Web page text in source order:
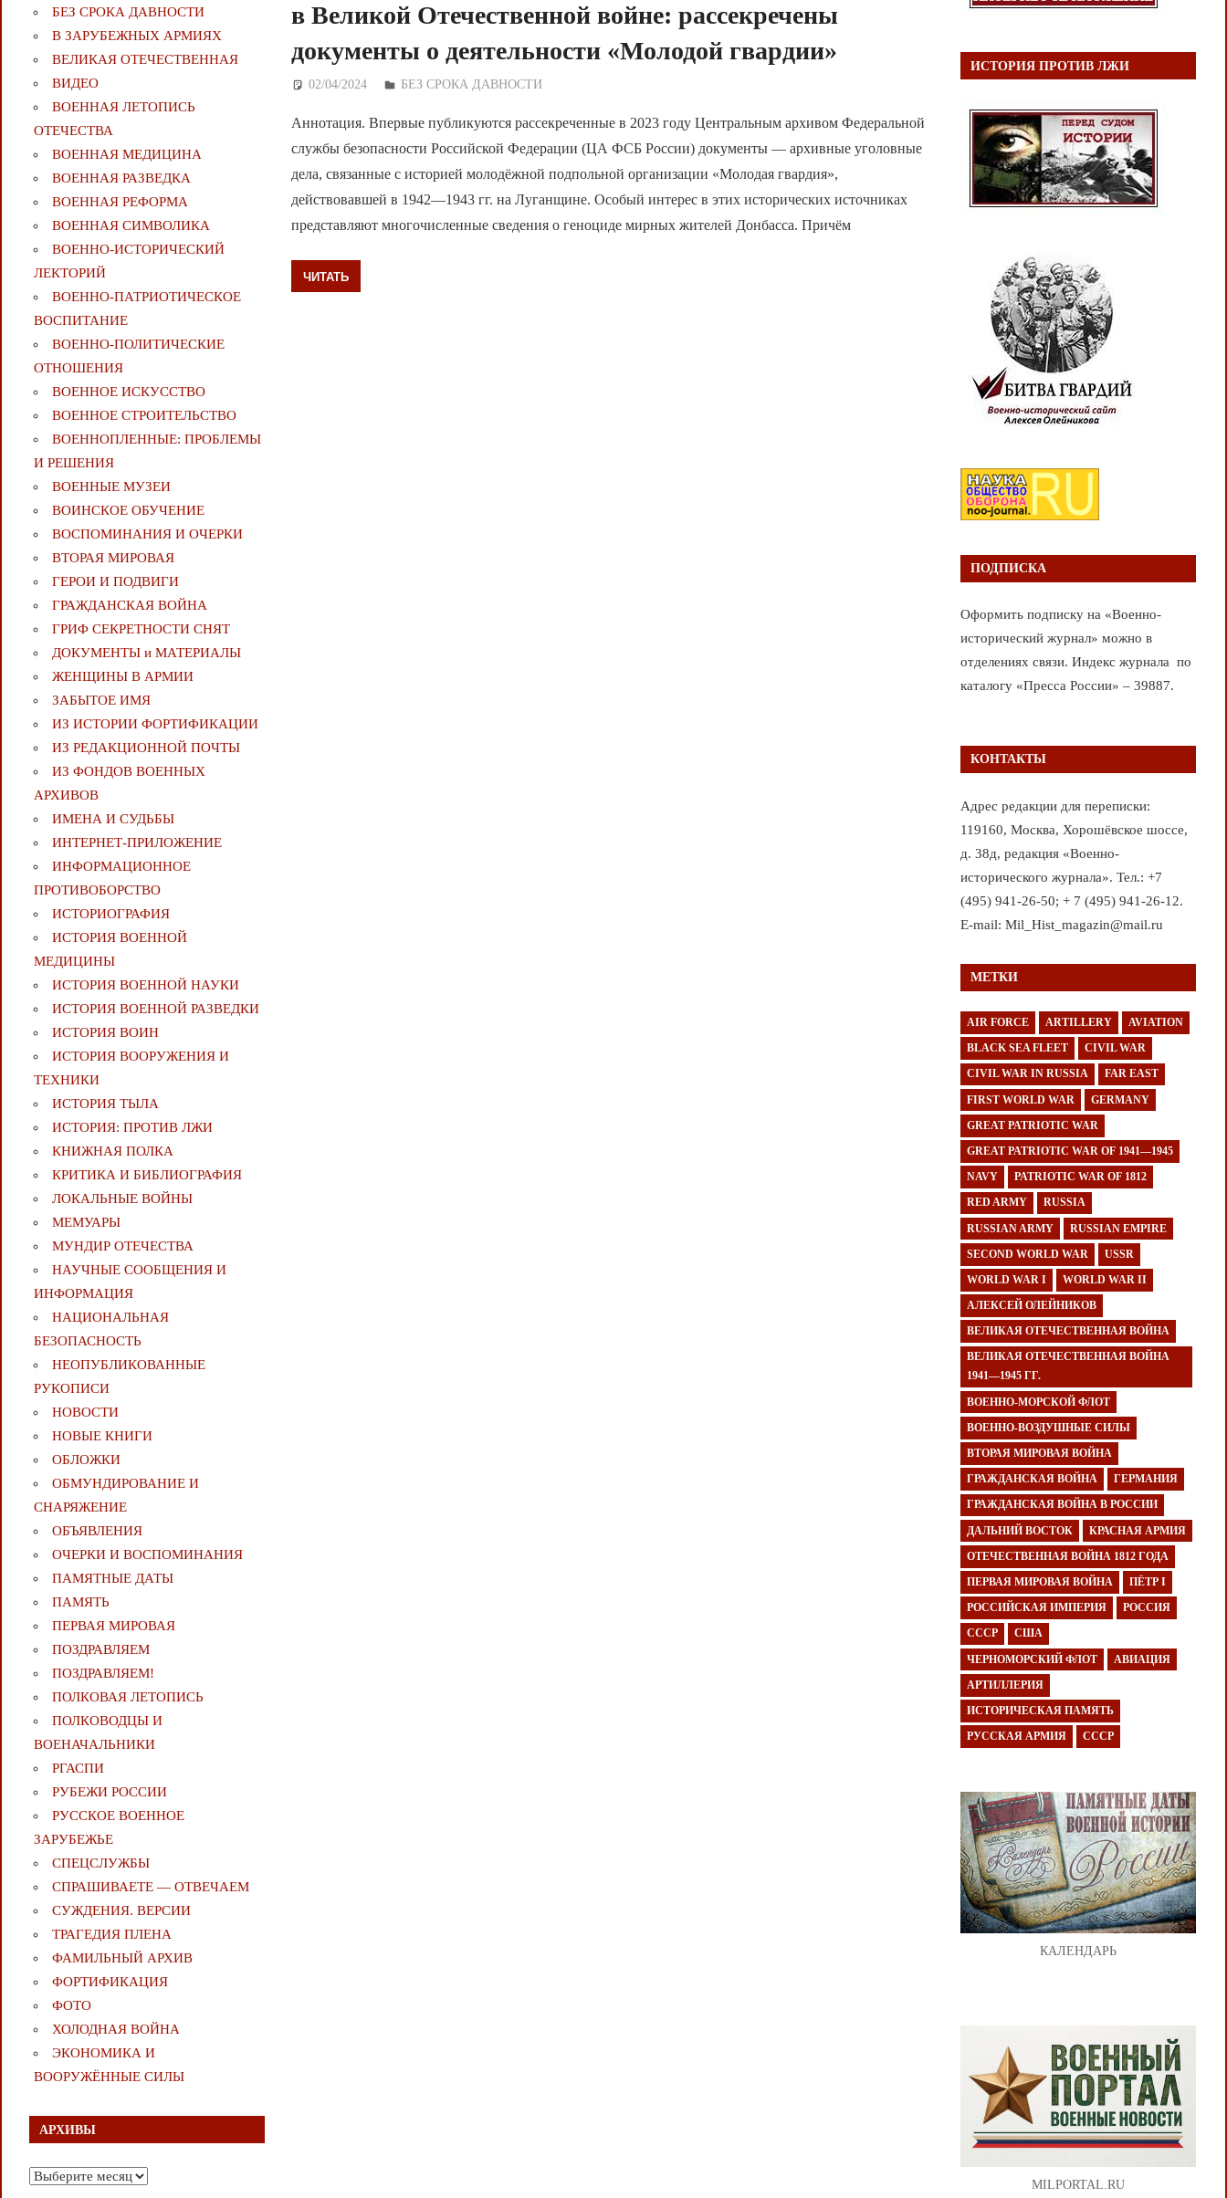
в Великой Отечественной войне: рассекречены
документы о деятельности «Молодой гвардии»
02/04/2024 Дежурный по Редакции
БЕЗ СРОКА ДАВНОСТИ
Аннотация. Впервые публикуются рассекреченные в 2023 году Центральным архивом Федеральной
службы безопасности Российской Федерации (ЦА ФСБ России) документы — архивные уголовные
дела, связанные с историей молодёжной подпольной организации «Молодая гвардия»,
действовавшей в 1942—1943 гг. на Луганщине. Особый интерес в этих исторических источниках
представляют многочисленные сведения о геноциде мирных жителей Донбасса. Причём
ЧИТАТЬ
БЕЗ СРОКА ДАВНОСТИ
В ЗАРУБЕЖНЫХ АРМИЯХ
ВЕЛИКАЯ ОТЕЧЕСТВЕННАЯ
ВИДЕО
ВОЕННАЯ ЛЕТОПИСЬ
ОТЕЧЕСТВА
ВОЕННАЯ МЕДИЦИНА
ВОЕННАЯ РАЗВЕДКА
ВОЕННАЯ РЕФОРМА
ВОЕННАЯ СИМВОЛИКА
ВОЕННО-ИСТОРИЧЕСКИЙ
ЛЕКТОРИЙ
ВОЕННО-ПАТРИОТИЧЕСКОЕ
ВОСПИТАНИЕ
ВОЕННО-ПОЛИТИЧЕСКИE
ОТНОШЕНИЯ
ВОЕННОЕ ИСКУССТВО
ВОЕННОЕ СТРОИТЕЛЬСТВО
ВОЕННОПЛЕННЫЕ: ПРОБЛЕМЫ
И РЕШЕНИЯ
ВОЕННЫЕ МУЗЕИ
ВОИНСКОЕ ОБУЧЕНИЕ
ВОСПОМИНАНИЯ И ОЧЕРКИ
ВТОРАЯ МИРОВАЯ
ГЕРОИ И ПОДВИГИ
ГРАЖДАНСКАЯ ВОЙНА
ГРИФ СЕКРЕТНОСТИ СНЯТ
ДОКУМЕНТЫ и МАТЕРИАЛЫ
ЖЕНЩИНЫ В АРМИИ
ЗАБЫТОЕ ИМЯ
ИЗ ИСТОРИИ ФОРТИФИКАЦИИ
ИЗ РЕДАКЦИОННОЙ ПОЧТЫ
ИЗ ФОНДОВ ВОЕННЫХ
АРХИВОВ
ИМЕНА И СУДЬБЫ
ИНТЕРНЕТ-ПРИЛОЖЕНИЕ
ИНФОРМАЦИОННОЕ
ПРОТИВОБОРСТВО
ИСТОРИОГРАФИЯ
ИСТОРИЯ ВОЕННОЙ
МЕДИЦИНЫ
ИСТОРИЯ ВОЕННОЙ НАУКИ
ИСТОРИЯ ВОЕННОЙ РАЗВЕДКИ
ИСТОРИЯ ВОИН
ИСТОРИЯ ВООРУЖЕНИЯ И
ТЕХНИКИ
ИСТОРИЯ ТЫЛА
ИСТОРИЯ: ПРОТИВ ЛЖИ
КНИЖНАЯ ПОЛКА
КРИТИКА И БИБЛИОГРАФИЯ
ЛОКАЛЬНЫЕ ВОЙНЫ
МЕМУАРЫ
МУНДИР ОТЕЧЕСТВА
НАУЧНЫЕ СООБЩЕНИЯ И
ИНФОРМАЦИЯ
НАЦИОНАЛЬНАЯ
БЕЗОПАСНОСТЬ
НЕОПУБЛИКОВАННЫЕ
РУКОПИСИ
НОВОСТИ
НОВЫЕ КНИГИ
ОБЛОЖКИ
ОБМУНДИРОВАНИЕ И
СНАРЯЖЕНИЕ
ОБЪЯВЛЕНИЯ
ОЧЕРКИ И ВОСПОМИНАНИЯ
ПАМЯТНЫЕ ДАТЫ
ПАМЯТЬ
ПЕРВАЯ МИРОВАЯ
ПОЗДРАВЛЯЕМ
ПОЗДРАВЛЯЕМ!
ПОЛКОВАЯ ЛЕТОПИСЬ
ПОЛКОВОДЦЫ И
ВОЕНАЧАЛЬНИКИ
РГАСПИ
РУБЕЖИ РОССИИ
РУССКОЕ ВОЕННОЕ
ЗАРУБЕЖЬЕ
СПЕЦСЛУЖБЫ
СПРАШИВАЕТЕ — ОТВЕЧАЕМ
СУЖДЕНИЯ. ВЕРСИИ
ТРАГЕДИЯ ПЛЕНА
ФАМИЛЬНЫЙ АРХИВ
ФОРТИФИКАЦИЯ
ФОТО
ХОЛОДНАЯ ВОЙНА
ЭКОНОМИКА И
ВООРУЖЁННЫЕ СИЛЫ
АРХИВЫ
Архивы
ИСТОРИЯ ПРОТИВ ЛЖИ
ПОДПИСКА
Оформить подписку на «Военно-
исторический журнал» можно в
отделениях связи. Индекс журнала по
каталогу «Пресса России» – 39887.
КОНТАКТЫ
Адрес редакции для переписки:
119160, Москва, Хорошёвское шоссе,
д. 38д, редакция «Военно-
исторического журнала». Тел.: +7
(495) 941-26-50; + 7 (495) 941-26-12.
E-mail: Mil_Hist_magazin@mail.ru
МЕТКИ
AIR FORCE ARTILLERY AVIATION
BLACK SEA FLEET CIVIL WAR
CIVIL WAR IN RUSSIA FAR EAST
FIRST WORLD WAR GERMANY
GREAT PATRIOTIC WAR
GREAT PATRIOTIC WAR OF 1941—1945
NAVY PATRIOTIC WAR OF 1812
RED ARMY RUSSIA
RUSSIAN ARMY RUSSIAN EMPIRE
SECOND WORLD WAR USSR
WORLD WAR I WORLD WAR II
АЛЕКСЕЙ ОЛЕЙНИКОВ
ВЕЛИКАЯ ОТЕЧЕСТВЕННАЯ ВОЙНА
ВЕЛИКАЯ ОТЕЧЕСТВЕННАЯ ВОЙНА
1941—1945 ГГ.
ВОЕННО-МОРСКОЙ ФЛОТ
ВОЕННО-ВОЗДУШНЫЕ СИЛЫ
ВТОРАЯ МИРОВАЯ ВОЙНА
ГРАЖДАНСКАЯ ВОЙНА ГЕРМАНИЯ
ГРАЖДАНСКАЯ ВОЙНА В РОССИИ
ДАЛЬНИЙ ВОСТОК КРАСНАЯ АРМИЯ
ОТЕЧЕСТВЕННАЯ ВОЙНА 1812 ГОДА
ПЕРВАЯ МИРОВАЯ ВОЙНА ПЁТР I
РОССИЙСКАЯ ИМПЕРИЯ РОССИЯ
СССР США
ЧЕРНОМОРСКИЙ ФЛОТ АВИАЦИЯ
АРТИЛЛЕРИЯ
ИСТОРИЧЕСКАЯ ПАМЯТЬ
РУССКАЯ АРМИЯ СССР
КАЛЕНДАРЬ
MILPORTAL.RU